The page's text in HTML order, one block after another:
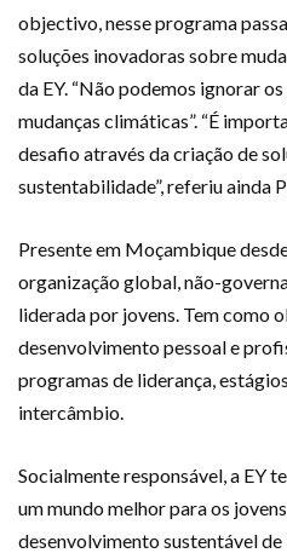
objectivo, nesse programa
soluções inovadoras sobre
da EY. “Não podemos ignorar
mudanças climáticas”. “É
desafio através da criação de
sustentabilidade”, referiu ainda
Presente em Moçambique
organização global, não-
liderada por jovens. Tem como
desenvolvimento pessoal e
programas de liderança,
intercâmbio.
Socialmente responsável, a EY
um mundo melhor para os
desenvolvimento sustentável